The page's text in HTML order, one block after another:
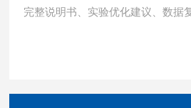
完整说明书、实验优化建议、数据